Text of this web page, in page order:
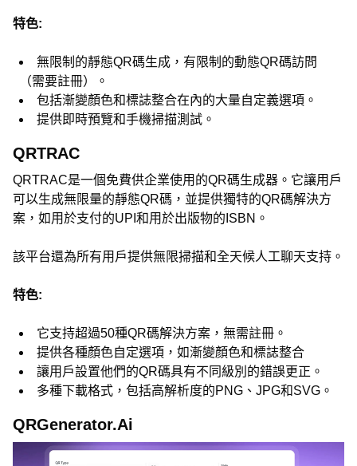
特色:
無限制的靜態QR碼生成，有限制的動態QR碼訪問
（需要註冊）。
包括漸變顏色和標誌整合在內的大量自定義選項。
提供即時預覽和手機掃描測試。
QRTRAC
QRTRAC是一個免費供企業使用的QR碼生成器。它讓用戶
可以生成無限量的靜態QR碼，並提供獨特的QR碼解決方
案，如用於支付的UPI和用於出版物的ISBN。
該平台還為所有用戶提供無限掃描和全天候人工聊天支持。
特色:
它支持超過50種QR碼解決方案，無需註冊。
提供各種顏色自定選項，如漸變顏色和標誌整合
讓用戶設置他們的QR碼具有不同級別的錯誤更正。
多種下載格式，包括高解析度的PNG、JPG和SVG。
QRGenerator.Ai